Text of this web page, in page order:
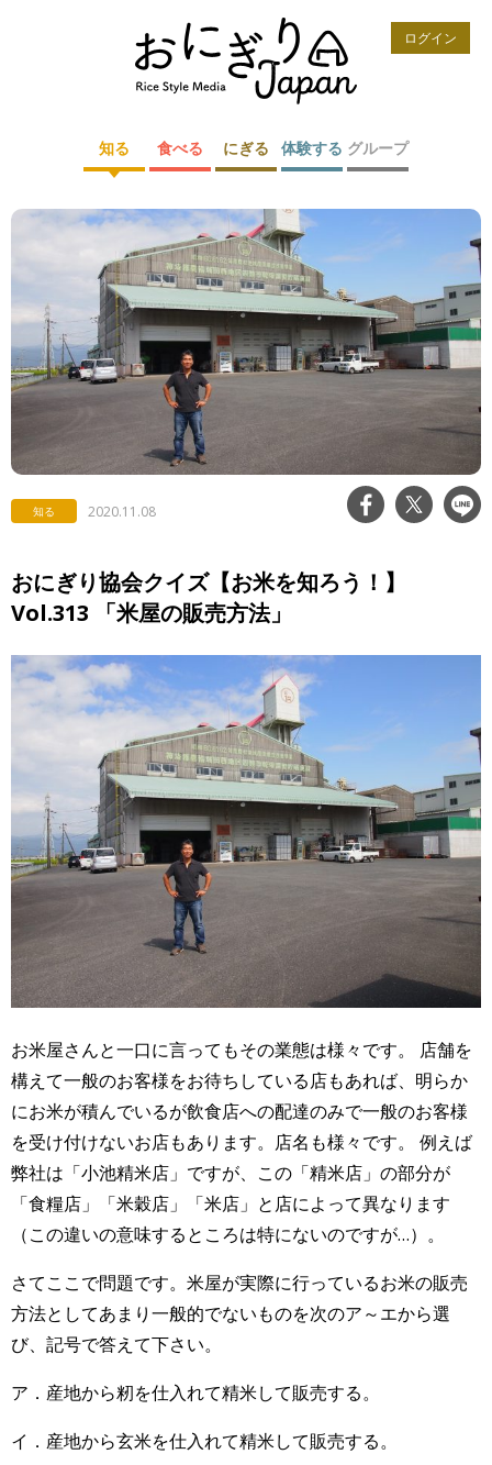
ログイン
知る 食べる にぎる 体験する グループ
知る 2020.11.08
おにぎり協会クイズ【お米を知ろう！】
Vol.313 「米屋の販売方法」
お米屋さんと一口に言ってもその業態は様々です。 店舗を
構えて一般のお客様をお待ちしている店もあれば、明らか
にお米が積んでいるが飲食店への配達のみで一般のお客様
を受け付けないお店もあります。店名も様々です。 例えば
弊社は「小池精米店」ですが、この「精米店」の部分が
「食糧店」「米穀店」「米店」と店によって異なります
（この違いの意味するところは特にないのですが…）。
さてここで問題です。米屋が実際に行っているお米の販売
方法としてあまり一般的でないものを次のア～エから選
び、記号で答えて下さい。
ア．産地から籾を仕入れて精米して販売する。
イ．産地から玄米を仕入れて精米して販売する。